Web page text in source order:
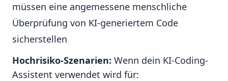
müssen eine angemessene menschliche
Überprüfung von KI-generiertem Code
sicherstellen
Hochrisiko-Szenarien: Wenn dein KI-Coding-
Assistent verwendet wird für: